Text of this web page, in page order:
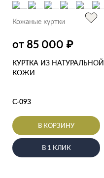
Кожаные куртки
от 85 000 ₽
КУРТКА ИЗ НАТУРАЛЬНОЙ
КОЖИ
С-093
В КОРЗИНУ
В 1 КЛИК